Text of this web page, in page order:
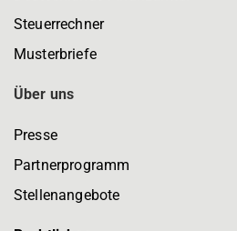
Steuerrechner
Musterbriefe
Über uns
Presse
Partnerprogramm
Stellenangebote